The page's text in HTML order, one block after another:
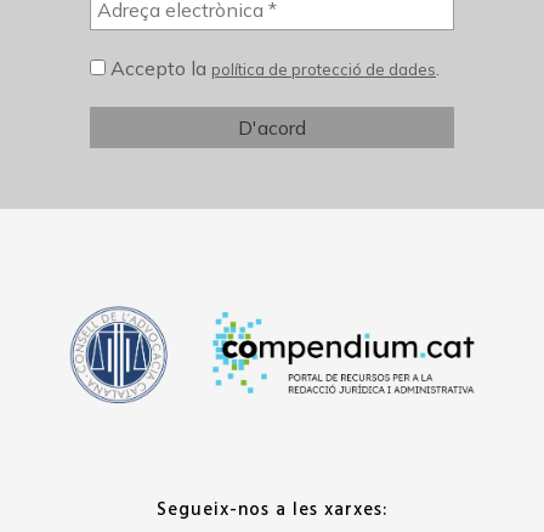
Accepto la política de protecció de dades.
Segueix-nos a les xarxes: